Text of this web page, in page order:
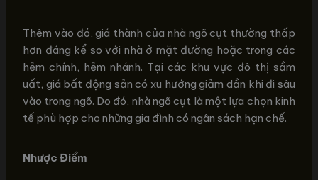
Thêm vào đó, giá thành của nhà ngõ cụt thường thấp
hơn đáng kể so với nhà ở mặt đường hoặc trong các
hẻm chính, hẻm nhánh. Tại các khu vực đô thị sầm
uất, giá bất động sản có xu hướng giảm dần khi đi sâu
vào trong ngõ. Do đó, nhà ngõ cụt là một lựa chọn kinh
tế phù hợp cho những gia đình có ngân sách hạn chế.
Nhược Điểm